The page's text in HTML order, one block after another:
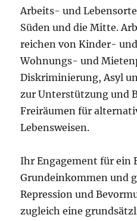
Arbeits- und
Süden und die Mitte.
reichen von Kinder-
Wohnungs- und
Diskriminierung, Asyl
zur Unterstützung und
Freiräumen für
Lebensweisen.
Ihr Engagement für ein
Grundeinkommen und
Repression und
zugleich eine